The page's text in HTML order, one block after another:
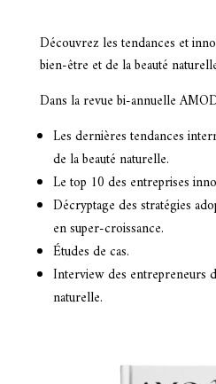
Découvrez les tendances et
bien-être et de la beauté
Dans la revue bi-annuelle
Les dernières tendances
de la beauté naturelle.
Le top 10 des entreprises
Décryptage des stratégies
en super-croissance.
Études de cas.
Interview des entrepreneurs
naturelle.